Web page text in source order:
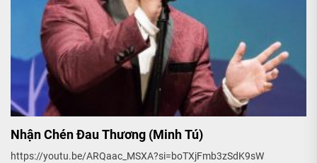
Nhận Chén Đau Thương (Minh Tú)
https://youtu.be/ARQaac_MSXA?si=boTXjFmb3zSdK9sW